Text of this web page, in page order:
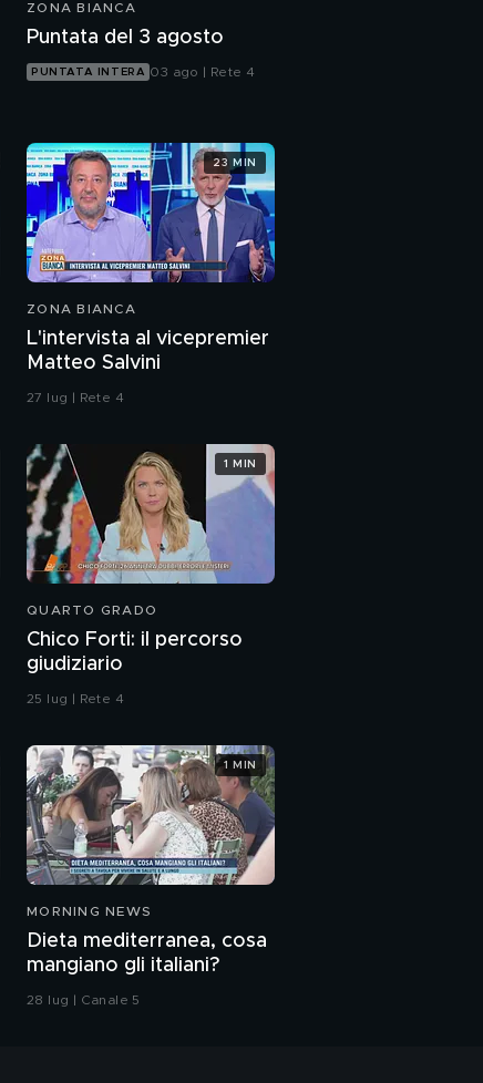
ZONA BIANCA
Puntata del 3 agosto
PUNTATA INTERA 03 ago | Rete 4
ZONA BIANCA
L'intervista al vicepremier
Matteo Salvini
27 lug | Rete 4
23 MIN
QUARTO GRADO
Chico Forti: il percorso
giudiziario
25 lug | Rete 4
1 MIN
MORNING NEWS
Dieta mediterranea, cosa
mangiano gli italiani?
28 lug | Canale 5
1 MIN